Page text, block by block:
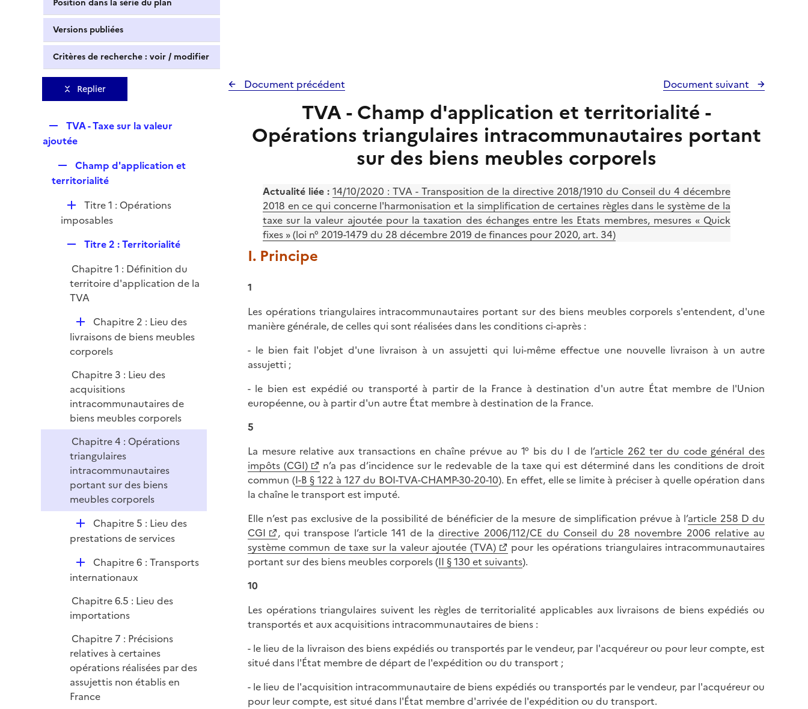
Position dans la série du plan
Versions publiées
Critères de recherche : voir / modifier
Replier
e
l
i
TVA - Taxe sur la valeur
ajoutée
e
l
i
Champ d'application et
territorialité
D
é
i
e
r
Titre 1 : Opérations
imposables
p
l
i
e
r
Titre 2 : Territorialité
Chapitre 1 : Définition du
territoire d'application de la
TVA
D
é
p
i
e
r
Chapitre 2 : Lieu des
livraisons de biens meubles
corporels
Chapitre 3 : Lieu des
acquisitions
intracommunautaires de
biens meubles corporels
Chapitre 4 : Opérations
triangulaires
intracommunautaires
portant sur des biens
meubles corporels
D
é
i
r
Chapitre 5 : Lieu des
prestations de services
D
é
l
i
e
r
Chapitre 6 : Transports
internationaux
Chapitre 6.5 : Lieu des
importations
Chapitre 7 : Précisions
relatives à certaines
opérations réalisées par des
assujettis non établis en
France
Document précédent Document suivant
TVA - Champ d'application et territorialité -
Opérations triangulaires intracommunautaires portant
sur des biens meubles corporels
Actualité liée : 14/10/2020 : TVA - Transposition de la directive 2018/1910 du Conseil du 4 décembre
2018 en ce qui concerne l'harmonisation et la simplification de certaines règles dans le système de la
taxe sur la valeur ajoutée pour la taxation des échanges entre les Etats membres, mesures « Quick
fixes » (loi n° 2019-1479 du 28 décembre 2019 de finances pour 2020, art. 34)
I. Principe
1
Les opérations triangulaires intracommunautaires portant sur des biens meubles corporels s'entendent, d'une
manière générale, de celles qui sont réalisées dans les conditions ci-après :
- le bien fait l'objet d'une livraison à un assujetti qui lui-même effectue une nouvelle livraison à un autre
assujetti ;
- le bien est expédié ou transporté à partir de la France à destination d'un autre État membre de l'Union
européenne, ou à partir d'un autre État membre à destination de la France.
5
La mesure relative aux transactions en chaîne prévue au 1° bis du I de l’article 262 ter du code général des
impôts (CGI)
n’a pas d’incidence sur le redevable de la taxe qui est déterminé dans les conditions de droit
commun (I-B § 122 à 127 du BOI-TVA-CHAMP-30-20-10). En effet, elle se limite à préciser à quelle opération dans
la chaîne le transport est imputé.
Elle n’est pas exclusive de la possibilité de bénéficier de la mesure de simplification prévue à l’article 258 D du
CGI
, qui transpose l’article 141 de ladirective 2006/112/CE du Conseil du 28 novembre 2006 relative au
système commun de taxe sur la valeur ajoutée (TVA)
pour les opérations triangulaires intracommunautaires
portant sur des biens meubles corporels (II § 130 et suivants).
10
Les opérations triangulaires suivent les règles de territorialité applicables aux livraisons de biens expédiés ou
transportés et aux acquisitions intracommunautaires de biens :
- le lieu de la livraison des biens expédiés ou transportés par le vendeur, par l'acquéreur ou pour leur compte, est
situé dans l'État membre de départ de l'expédition ou du transport ;
- le lieu de l'acquisition intracommunautaire de biens expédiés ou transportés par le vendeur, par l'acquéreur ou
pour leur compte, est situé dans l'État membre d'arrivée de l'expédition ou du transport.